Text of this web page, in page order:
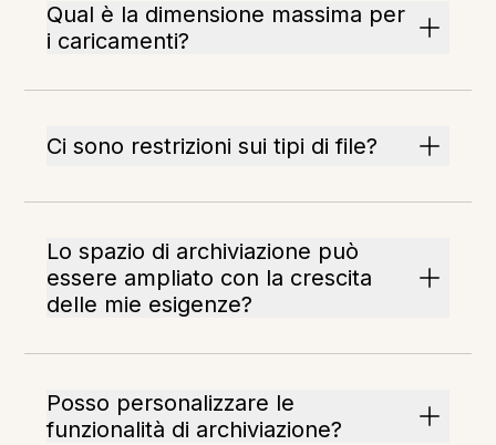
Qual è la dimensione massima per
i caricamenti?
Ci sono restrizioni sui tipi di file?
Lo spazio di archiviazione può
essere ampliato con la crescita
delle mie esigenze?
Posso personalizzare le
funzionalità di archiviazione?